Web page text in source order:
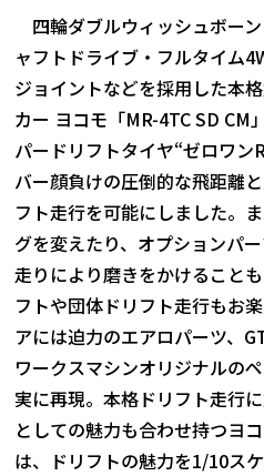
四輪ダブルウィッシュボー
ャフトドライブ・フルタイム
ジョイントなどを採用した本
カー ヨコモ「MR-4TC SD CM
パードリフトタイヤ“ゼロワン
バー顔負けの圧倒的な飛距離
フト走行を可能にしました。
グを変えたり、オプションパ
走りにより磨きをかけること
フトや団体ドリフト走行もお
アには迫力のエアロパーツ、
ワークスマシンオリジナルの
実に再現。本格ドリフト走行
としての魅力も合わせ持つヨ
は、ドリフトの魅力を1/10ス